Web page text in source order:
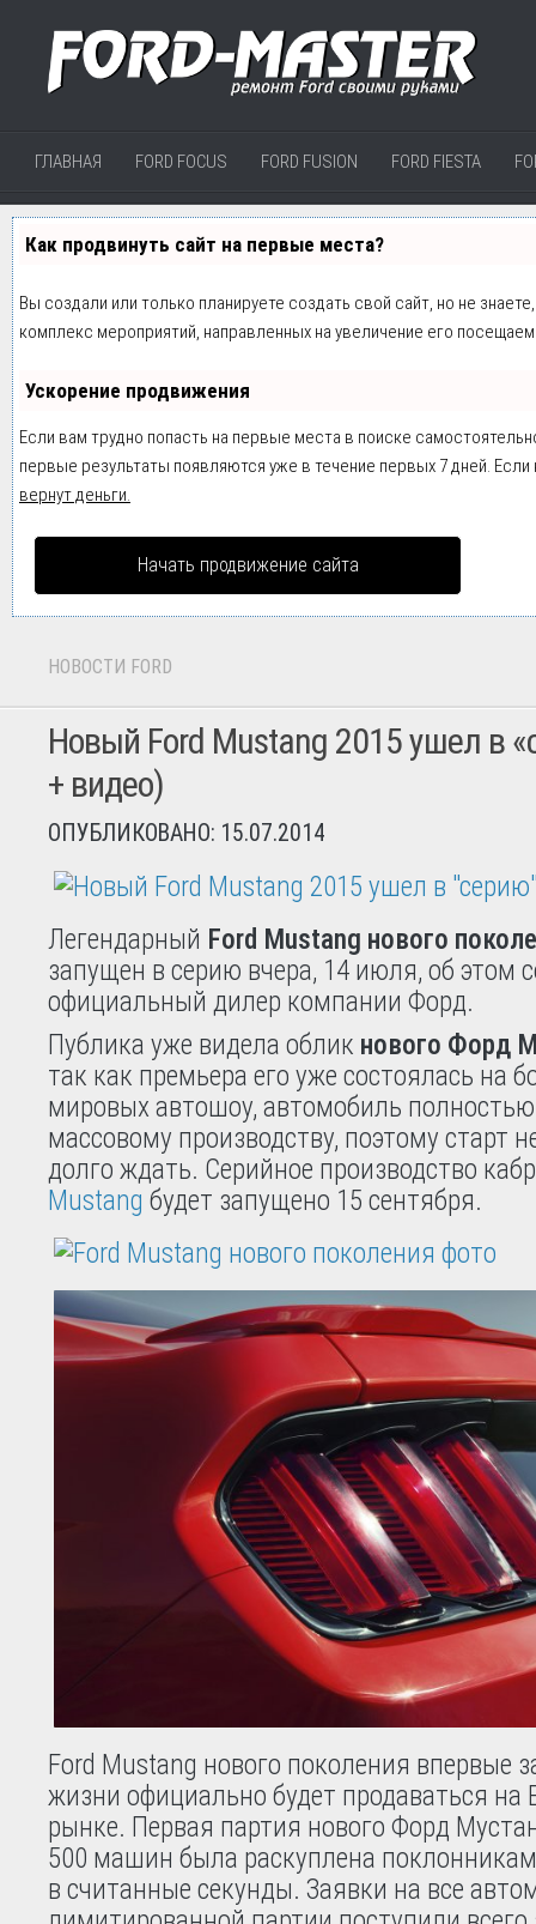
ГЛАВНАЯ FORD FOCUS FORD FUSION FORD FIESTA
Как продвинуть сайт на первые места?
Вы создали или только планируете создать свой сайт, но не
комплекс мероприятий, направленных на увеличение его
Ускорение продвижения
Если вам трудно попасть на первые места в поиске
первые результаты появляются уже в течение первых 7 дней.
вернут деньги.
Начать продвижение сайта
НОВОСТИ FORD
Новый Ford Mustang 2015 ушел в
+ видео)
ОПУБЛИКОВАНО: 15.07.2014
Легендарный Ford Mustang нового
запущен в серию вчера, 14 июля, об этом
официальный дилер компании Форд.
Публика уже видела облик нового Форд
так как премьера его уже состоялась на
мировых автошоу, автомобиль полностью
массовому производству, поэтому старт
долго ждать. Серийное производство
Mustang будет запущено 15 сентября.
Ford Mustang нового поколения впервые
жизни официально будет продаваться на
рынке. Первая партия нового Форд
500 машин была раскуплена
в считанные секунды. Заявки на все